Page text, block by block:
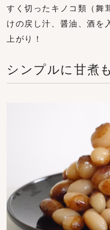
すく切ったキノコ類（舞
けの戻し汁、醤油、酒を
上がり！
シンプルに甘煮も